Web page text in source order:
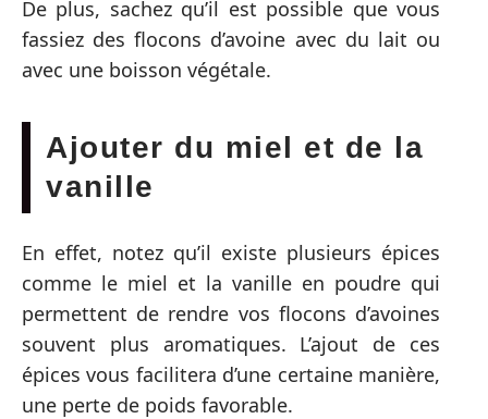
De plus, sachez qu’il est possible que vous
fassiez des flocons d’avoine avec du lait ou
avec une boisson végétale.
Ajouter du miel et de la
vanille
En effet, notez qu’il existe plusieurs épices
comme le miel et la vanille en poudre qui
permettent de rendre vos flocons d’avoines
souvent plus aromatiques. L’ajout de ces
épices vous facilitera d’une certaine manière,
une perte de poids favorable.